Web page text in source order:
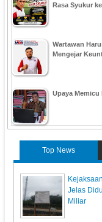
Rasa Syukur
Wartawan
Mengejar
Upaya Memicu
Top News
Jelas
Miliar